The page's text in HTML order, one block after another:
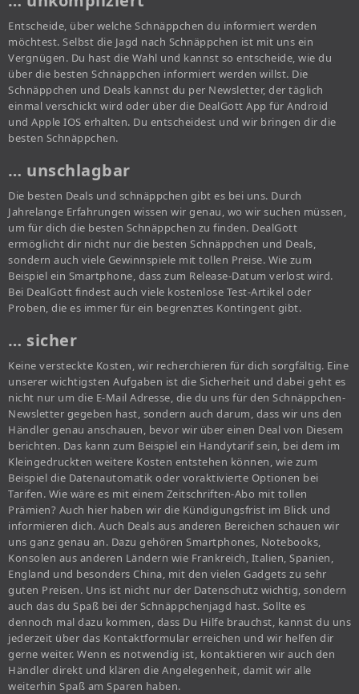
Entscheide, über welche Schnäppchen du informiert werden
möchtest. Selbst die Jagd nach Schnäppchen ist mit uns ein
Vergnügen. Du hast die Wahl und kannst so entscheide, wie du
über die besten Schnäppchen informiert werden willst. Die
Schnäppchen und Deals kannst du per Newsletter, der täglich
einmal verschickt wird oder über die DealGott App für Android
und Apple IOS erhalten. Du entscheidest und wir bringen dir die
besten Schnäppchen.
… unschlagbar
Die besten Deals und schnäppchen gibt es bei uns. Durch
Jahrelange Erfahrungen wissen wir genau, wo wir suchen müssen,
um für dich die besten Schnäppchen zu finden. DealGott
ermöglicht dir nicht nur die besten Schnäppchen und Deals,
sondern auch viele Gewinnspiele mit tollen Preise. Wie zum
Beispiel ein Smartphone, dass zum Release-Datum verlost wird.
Bei DealGott findest auch viele kostenlose Test-Artikel oder
Proben, die es immer für ein begrenztes Kontingent gibt.
… sicher
Keine versteckte Kosten, wir recherchieren für dich sorgfältig. Eine
unserer wichtigsten Aufgaben ist die Sicherheit und dabei geht es
nicht nur um die E-Mail Adresse, die du uns für den Schnäppchen-
Newsletter gegeben hast, sondern auch darum, dass wir uns den
Händler genau anschauen, bevor wir über einen Deal von Diesem
berichten. Das kann zum Beispiel ein Handytarif sein, bei dem im
Kleingedruckten weitere Kosten entstehen können, wie zum
Beispiel die Datenautomatik oder voraktivierte Optionen bei
Tarifen. Wie wäre es mit einem Zeitschriften-Abo mit tollen
Prämien? Auch hier haben wir die Kündigungsfrist im Blick und
informieren dich. Auch Deals aus anderen Bereichen schauen wir
uns ganz genau an. Dazu gehören Smartphones, Notebooks,
Konsolen aus anderen Ländern wie Frankreich, Italien, Spanien,
England und besonders China, mit den vielen Gadgets zu sehr
guten Preisen. Uns ist nicht nur der Datenschutz wichtig, sondern
auch das du Spaß bei der Schnäppchenjagd hast. Sollte es
dennoch mal dazu kommen, dass Du Hilfe brauchst, kannst du uns
jederzeit über das Kontaktformular erreichen und wir helfen dir
gerne weiter. Wenn es notwendig ist, kontaktieren wir auch den
Händler direkt und klären die Angelegenheit, damit wir alle
weiterhin Spaß am Sparen haben.